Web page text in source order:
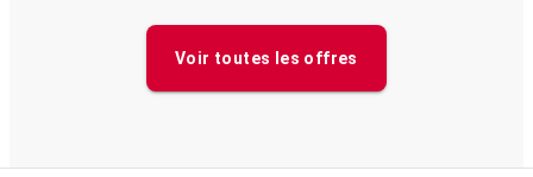
Voir toutes les offres